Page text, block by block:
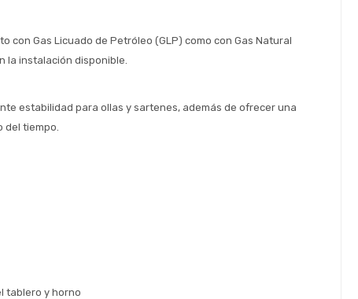
con Gas Licuado de Petróleo (GLP) como con Gas Natural
la instalación disponible.
estabilidad para ollas y sartenes, además de ofrecer una
tiempo.
tablero y horno
ahora y Pagá
y sin tocar tu
de crédito
sujeto aprobación crediticia
para comprar en las cuotas
que prefieras!
Ups!
no tenes oferta, lamentamos